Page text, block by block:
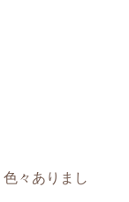
々ありまし